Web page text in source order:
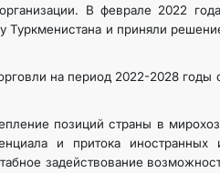
В феврале 2022
Туркменистана и приняли
на период 2022-2028 годы
позиций страны в
и притока иностранных
задействование